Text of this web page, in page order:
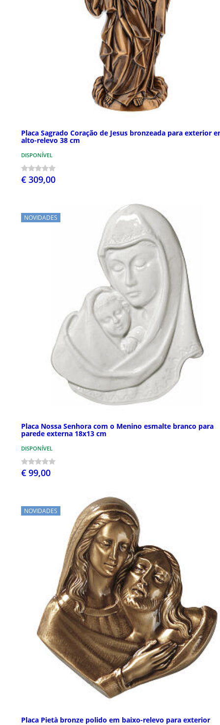
Placa Sagrado Coração de Jesus bronzeada para exterior
alto-relevo 38 cm
DISPONÍVEL
€ 309,00
NOVIDADES
Placa Nossa Senhora com o Menino esmalte branco para
parede externa 18x13 cm
DISPONÍVEL
€ 99,00
NOVIDADES
Placa Pietà bronze polido em baixo-relevo para exterior